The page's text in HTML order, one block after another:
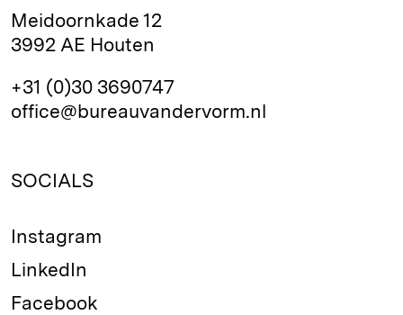
Meidoornkade 12
3992 AE Houten
+31 (0)30 3690747
office@bureauvandervorm.nl
SOCIALS
Instagram
LinkedIn
Facebook